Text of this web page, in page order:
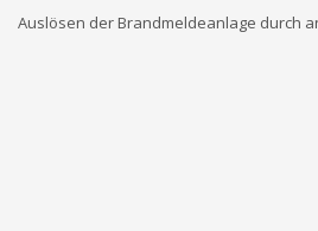
Auslösen der Brandmeldeanlage durch